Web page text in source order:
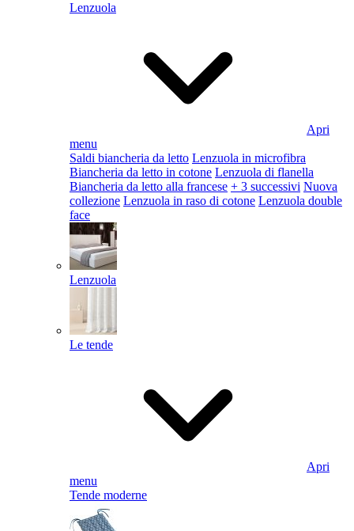
Lenzuola
Apri
menu
Saldi biancheria da letto Lenzuola in microfibra
Biancheria da letto in cotone Lenzuola di flanella
Biancheria da letto alla francese + 3 successivi Nuova
collezione Lenzuola in raso di cotone Lenzuola double
face
Lenzuola
Le tende
Apri
menu
Tende moderne